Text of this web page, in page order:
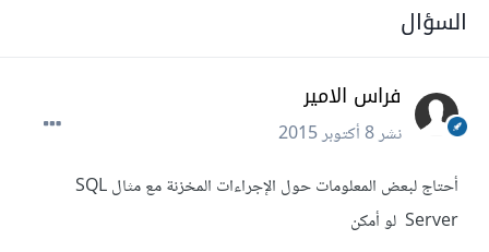
السؤال
فراس الامير
نشر8 أكتوبر 2015
أحتاج لبعض المعلومات حول الإجراءات المخزنة مع مثال SQL
Server لو أمكن